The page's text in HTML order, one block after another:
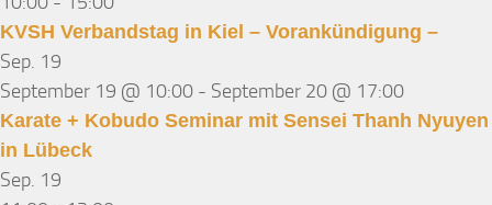
KVSH Verbandstag in Kiel – Vorankündigung –
Sep. 19
September 19 @ 10:00 - September 20 @ 17:00
Karate + Kobudo Seminar mit Sensei Thanh Nyuyen
in Lübeck
Sep. 19